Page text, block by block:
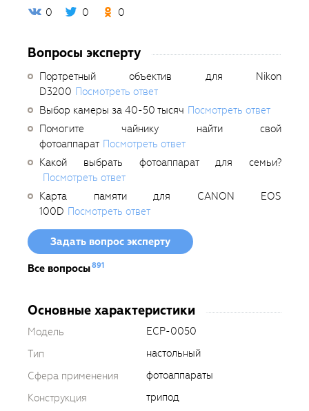
0 0 0
Вопросы эксперту
Портретный объектив для Nikon
D3200 Посмотреть ответ
Выбор камеры за 40-50 тысяч Посмотреть ответ
Помогите чайнику найти свой
фотоаппарат Посмотреть ответ
Какой выбрать фотоаппарат для семьи?
Посмотреть ответ
Карта памяти для CANON EOS
100D Посмотреть ответ
Задать вопрос эксперту
Все вопросы891
Основные характеристики
Модель
ECP-0050
Тип
настольный
Сфера применения
фотоаппараты
Конструкция
трипод